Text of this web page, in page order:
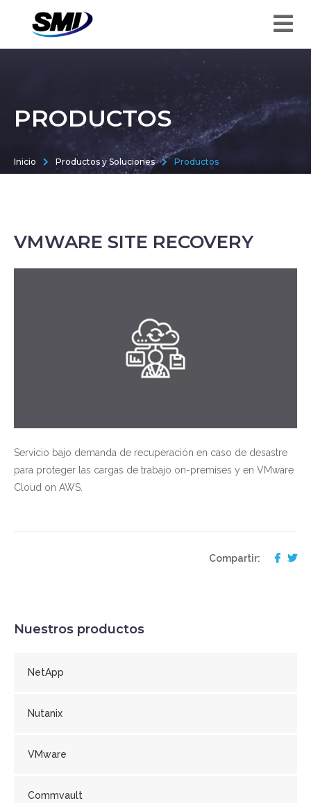
PRODUCTOS
Inicio Productos y Soluciones Productos
VMWARE SITE RECOVERY
Servicio bajo demanda de recuperación en caso de desastre
para proteger las cargas de trabajo on-premises y en VMware
Cloud on AWS.
Compartir:
Nuestros productos
NetApp
Nutanix
VMware
Commvault